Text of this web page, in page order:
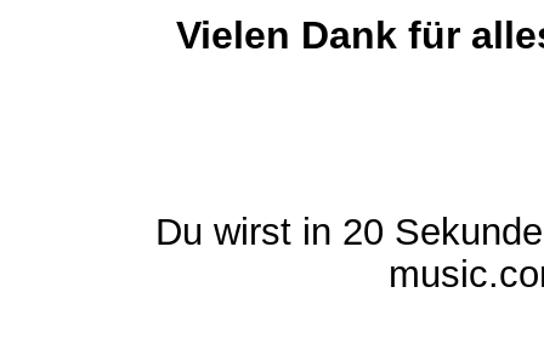
Vielen Dank für
Du wirst in 20